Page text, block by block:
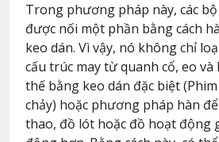
Trong phương pháp này, các
được nối một phần bằng cách
keo dán. Vì vậy, nó không chỉ
cấu trúc may từ quanh cổ, eo
thế bằng keo dán đặc biệt
chảy) hoặc phương pháp hàn
thao, đồ lót hoặc đồ hoạt động